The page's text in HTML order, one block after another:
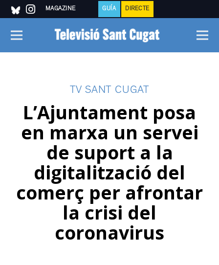
MAGAZINE GUÍA DIRECTE
TV SANT CUGAT
L’Ajuntament posa
en marxa un servei
de suport a la
digitalització del
comerç per afrontar
la crisi del
coronavirus